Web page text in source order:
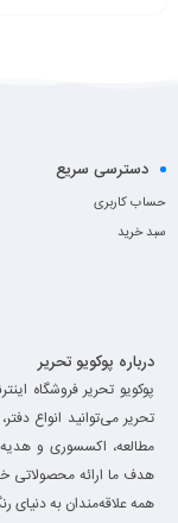
دسترسی سریع
حساب کاربری
سبد خرید
درباره پوکویو تحریر
پوکویو تحریر فروشگاه
تحریر می‌توانید انواع
مطالعه، اکسسوری و
هدف ما ارائه محصولاتی
همه علاقه‌مندان به دنیای